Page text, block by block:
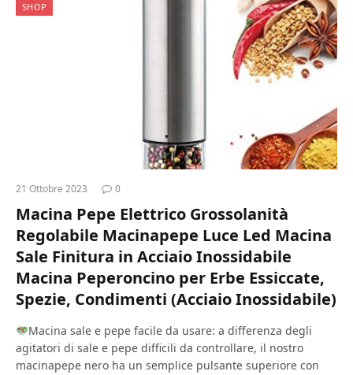
SHOP
21 Ottobre 2023 0
Macina Pepe Elettrico Grossolanità
Regolabile Macinapepe Luce Led Macina
Sale Finitura in Acciaio Inossidabile
Macina Peperoncino per Erbe Essiccate,
Spezie, Condimenti (Acciaio Inossidabile)
Macina sale e pepe facile da usare: a differenza degli
agitatori di sale e pepe difficili da controllare, il nostro
macinapepe nero ha un semplice pulsante superiore con